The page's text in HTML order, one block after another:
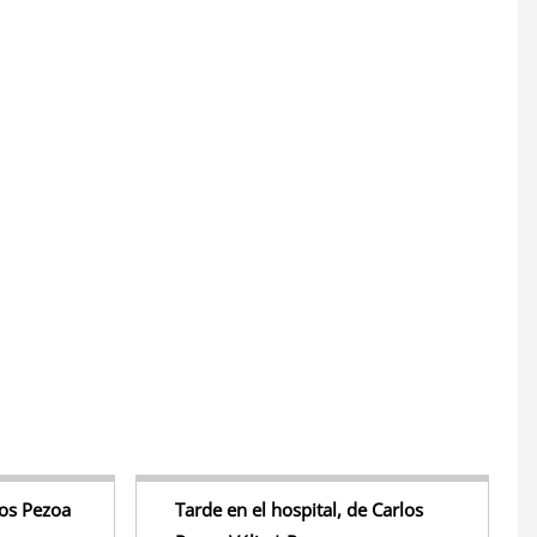
Pezoa
Tarde en el hospital, de Carlos